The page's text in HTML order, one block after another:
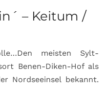
– Keitum /
meisten Sylt-
Benen-Diken-Hof als
Nordseeinsel bekannt.